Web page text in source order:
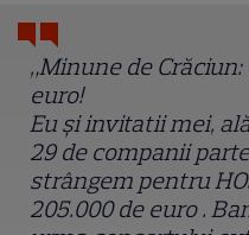
„Minune de
euro!
Eu și invitatii mei,
29 de companii
strângem pentru
205.000 de euro .